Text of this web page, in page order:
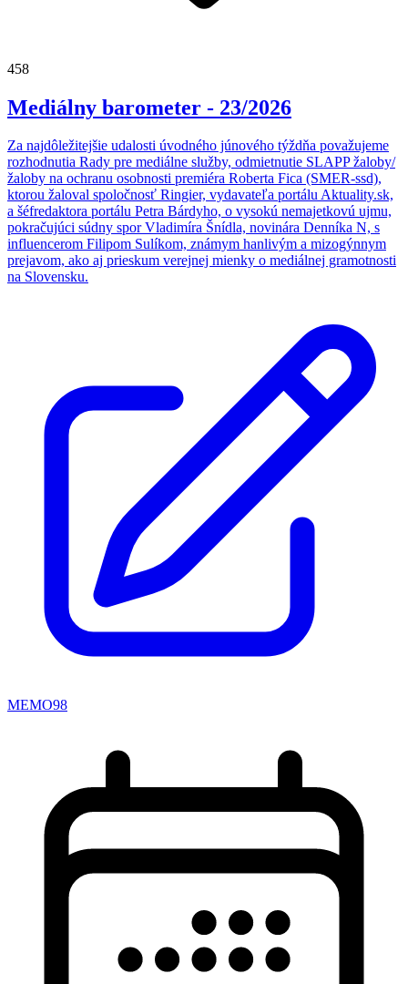
458
Mediálny barometer - 23/2026
Za najdôležitejšie udalosti úvodného júnového týždňa považujeme
rozhodnutia Rady pre mediálne služby, odmietnutie SLAPP žaloby/
žaloby na ochranu osobnosti premiéra Roberta Fica (SMER-ssd),
ktorou žaloval spoločnosť Ringier, vydavateľa portálu Aktuality.sk,
a šéfredaktora portálu Petra Bárdyho, o vysokú nemajetkovú ujmu,
pokračujúci súdny spor Vladimíra Šnídla, novinára Denníka N, s
influencerom Filipom Sulíkom, známym hanlivým a mizogýnnym
prejavom, ako aj prieskum verejnej mienky o mediálnej gramotnosti
na Slovensku.
MEMO98